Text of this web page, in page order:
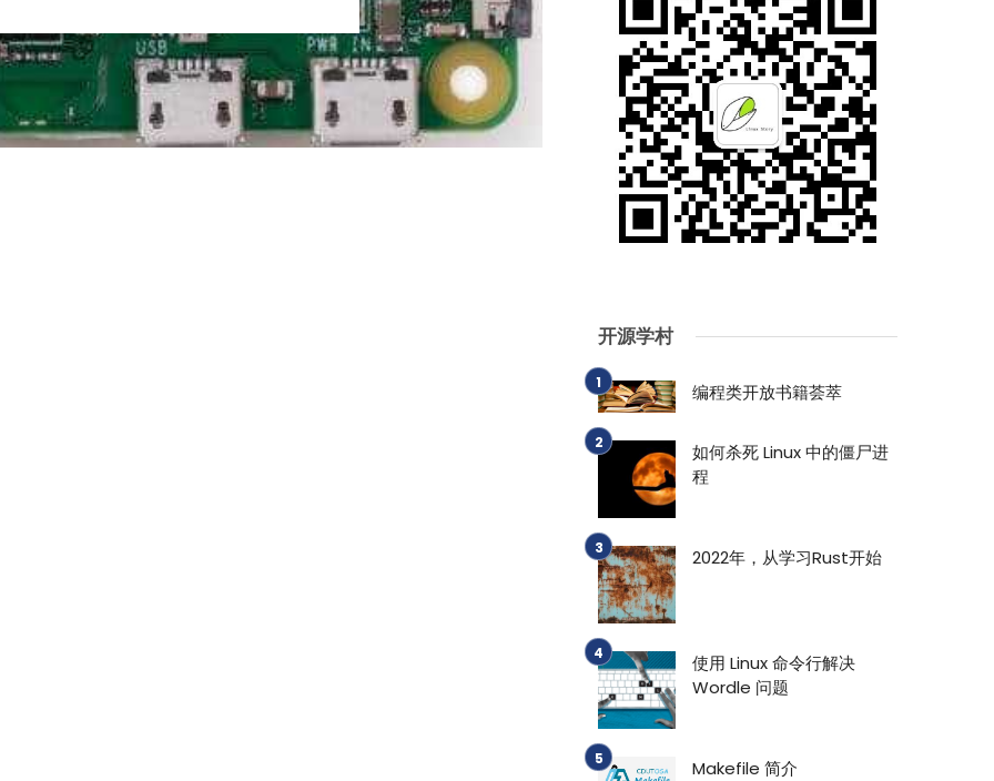
开源学村
编程类开放书籍荟萃
如何杀死 Linux 中的僵尸进
程
2022年，从学习Rust开始
使用 Linux 命令行解决
Wordle 问题
Makefile 简介